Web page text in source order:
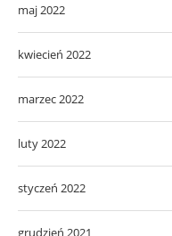
maj 2022
kwiecień 2022
marzec 2022
luty 2022
styczeń 2022
grudzień 2021